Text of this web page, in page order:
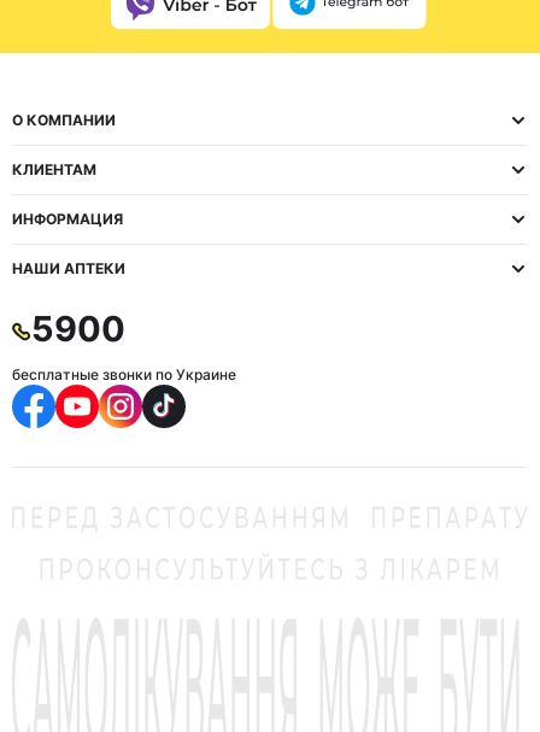
О КОМПАНИИ
КЛИЕНТАМ
ИНФОРМАЦИЯ
НАШИ АПТЕКИ
5900
бесплатные звонки по Украине